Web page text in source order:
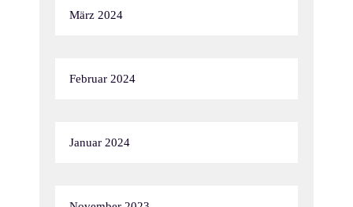
März 2024
Februar 2024
Januar 2024